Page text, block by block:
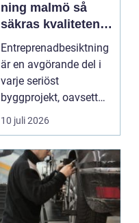
ning malmö så
säkras kvaliteten i
byggprojekt
Entreprenadbesiktning
är en avgörande del i
varje seriöst
byggprojekt, oavsett
om det handlar om en
10 juli 2026